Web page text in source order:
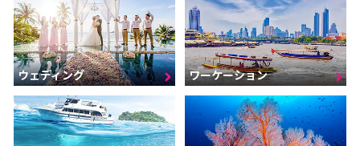
ウェディング ワーケーション